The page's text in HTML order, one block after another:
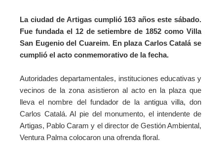
La ciudad de Artigas cumplió 163 años este sábado.
Fue fundada el 12 de setiembre de 1852 como Villa
San Eugenio del Cuareim. En plaza Carlos Catalá se
cumplió el acto conmemorativo de la fecha.
Autoridades departamentales, instituciones educativas y
vecinos de la zona asistieron al acto en la plaza que
lleva el nombre del fundador de la antigua villa, don
Carlos Catalá. Al pie del monumento, el intendente de
Artigas, Pablo Caram y el director de Gestión Ambiental,
Ventura Palma colocaron una ofrenda floral.